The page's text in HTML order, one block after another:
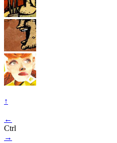
↑
←
Ctrl
→